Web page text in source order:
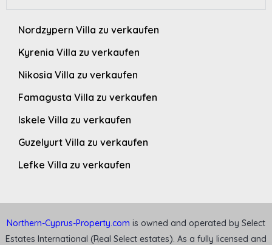
Nordzypern Villa zu verkaufen
Kyrenia Villa zu verkaufen
Nikosia Villa zu verkaufen
Famagusta Villa zu verkaufen
Iskele Villa zu verkaufen
Guzelyurt Villa zu verkaufen
Lefke Villa zu verkaufen
Northern-Cyprus-Property.com is owned and operated by Select
Estates International (Real Select estates). As a fully licensed and